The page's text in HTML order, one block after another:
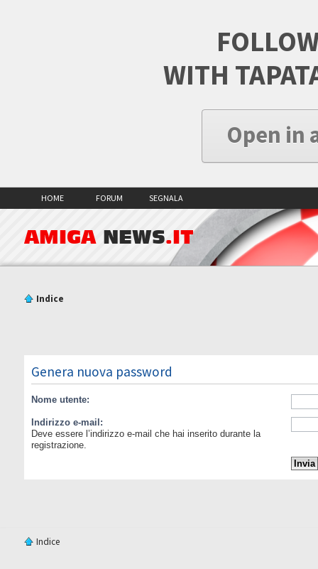
WITH
Open in
HOME FORUM SEGNALA
AMIGA NEWS.IT
Indice
Genera nuova password
Nome utente:
Indirizzo e-mail:
Deve essere l’indirizzo e-mail che hai inserito durante la
registrazione.
Indice